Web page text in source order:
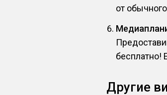
от
бесплатно!
Другие